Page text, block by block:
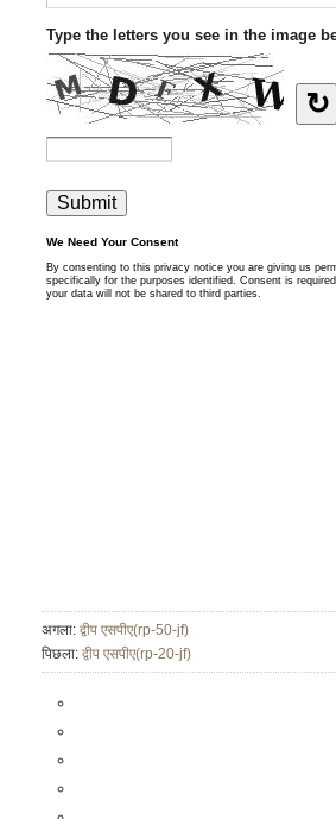
अगला: द्वीप एसपीए(rp-50-jf)
पिछला: द्वीप एसपीए(rp-20-jf)